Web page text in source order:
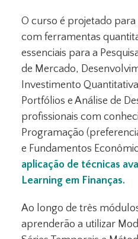
O curso é projetado
com ferramentas
essenciais para a
de Mercado,
Investimento
Portfólios e Análise de
profissionais com
Programação
e Fundamentos
aplicação de técnicas
Learning em Finanças.
Ao longo de três
aprenderão a utilizar